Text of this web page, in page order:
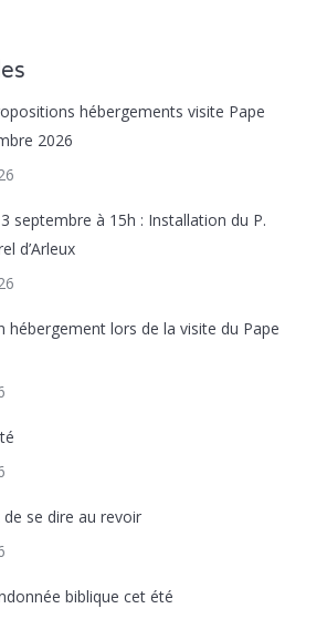
hébergements visite Pape
2026
septembre à 15h : Installation du P.
d’Arleux
hébergement lors de la visite du Pape
se dire au revoir
biblique cet été